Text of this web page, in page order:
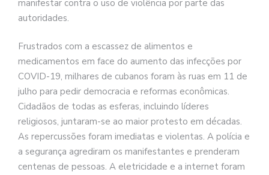
manifestar contra o uso de violência por parte das
autoridades.
Frustrados com a escassez de alimentos e
medicamentos em face do aumento das infecções por
COVID-19, milhares de cubanos foram às ruas em 11 de
julho para pedir democracia e reformas econômicas.
Cidadãos de todas as esferas, incluindo líderes
religiosos, juntaram-se ao maior protesto em décadas.
As repercussões foram imediatas e violentas. A polícia e
a segurança agrediram os manifestantes e prenderam
centenas de pessoas. A eletricidade e a internet foram